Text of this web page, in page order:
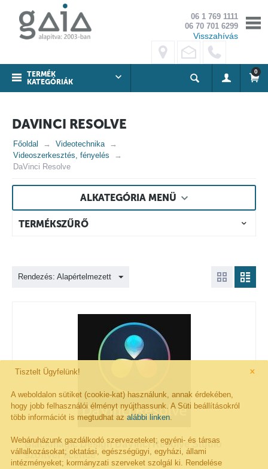
×
Tisztelt Ügyfelünk!
A weboldalon sütiket (cookie-kat) használunk, annak érdekében,
hogy jobb felhasználói élményt nyújthassunk. A Süti beállításokról
több információt is megtudhat az alábbi linken.
Webáruházunk gazdálkodó szervezeteket; egyéni- és társas
vállalkozásokat; oktatási, egészségügyi, egyházi, állami
intézményeket; kormányzati szerveket szolgál ki. Rendelése
06 1 769 1111
06 70 701 6299
Visszahívás
TERMÉK
KATEGÓRIÁK
0
DAVINCI RESOLVE
Főoldal
Videotechnika
Videoszerkesztés, fényelés
DaVinci Resolve
ALKATEGÓRIA MENÜ
TERMÉKSZŰRŐ
Rendezés: Alapértelmezett
Blackmagic Design DaVinci Resolve Studio
szoftver licence